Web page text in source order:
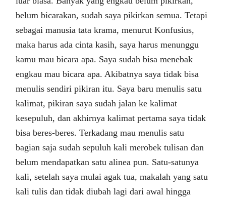
belum bicarakan, sudah saya pikirkan semua. Tetapi
sebagai manusia tata krama, menurut Konfusius,
maka harus ada cinta kasih, saya harus menunggu
kamu mau bicara apa. Saya sudah bisa menebak
engkau mau bicara apa. Akibatnya saya tidak bisa
menulis sendiri pikiran itu. Saya baru menulis satu
kalimat, pikiran saya sudah jalan ke kalimat
kesepuluh, dan akhirnya kalimat pertama saya tidak
bisa beres-beres. Terkadang mau menulis satu
bagian saja sudah sepuluh kali merobek tulisan dan
belum mendapatkan satu alinea pun. Satu-satunya
kali, setelah saya mulai agak tua, makalah yang satu
kali tulis dan tidak diubah lagi dari awal hingga